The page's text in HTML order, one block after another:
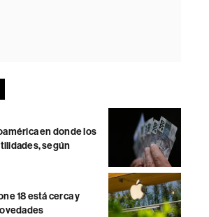
en donde los
según
18 está cerca y